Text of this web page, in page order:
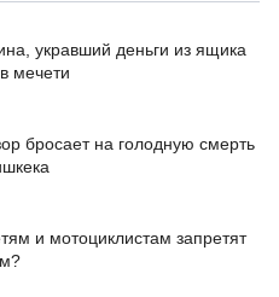
укравший деньги из ящика
мечети
бросает на голодную смерть
и мотоциклистам запретят